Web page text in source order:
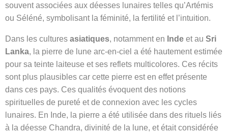
souvent associées aux déesses lunaires telles qu’Artémis
ou Séléné, symbolisant la féminité, la fertilité et l’intuition.
Dans les cultures asiatiques, notamment en Inde et au Sri
Lanka, la pierre de lune arc-en-ciel a été hautement estimée
pour sa teinte laiteuse et ses reflets multicolores. Ces récits
sont plus plausibles car cette pierre est en effet présente
dans ces pays. Ces qualités évoquent des notions
spirituelles de pureté et de connexion avec les cycles
lunaires. En Inde, la pierre a été utilisée dans des rituels liés
à la déesse Chandra, divinité de la lune, et était considérée